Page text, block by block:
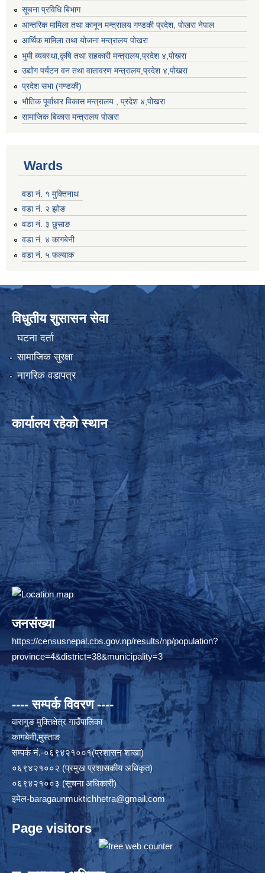
सूचना प्रविधि बिभाग
आन्तरिक मामिला तथा कानून मन्त्रालय गण्डकी प्रदेश, पाेखरा नेपाल
आर्थिक मामिला तथा योजना मन्त्रालय पोखरा
भुमी ब्यबस्था,कृषि तथा सहकारी मन्त्रालय,प्रदेश ४,पोखरा
उद्योग पर्यटन वन तथा वातावरण मन्त्रालय,प्रदेश ४,पोखरा
प्रदेश सभा (गण्डकी)
भौतिक पूर्वाधार विकास मन्त्रालय , प्रदेश ४,पोखरा
सामाजिक बिकास मन्त्रालय पोखरा
Wards
वडा नं. १ मुक्तिनाथ
वडा नं. २ झोङ
वडा नं. ३ छुसाङ
वडा नं. ४ कागबेनी
वडा नं. ५ फल्याक
विधुतीय शुसासन सेवा
घटना दर्ता
सामाजिक सुरक्षा
नागरिक वडापत्र
कार्यालय रहेको स्थान
जनसंख्या
https://censusnepal.cbs.gov.np/results/np/population?
province=4&district=38&municipality=3
---- सम्पर्क विवरण ----
वारागुङ मुक्तिक्षेत्र गाउँपालिका
कागबेनी,मुस्ताङ
सम्पर्क नं.-०६९४२१००१(प्रशासन शाखा)
०६९४२१००२ (प्रमुख प्रशासकीय अधिकृत)
०६९४२१००३ (सूचना अधिकारी)
इमेल-baragaunmuktichhetra@gmail.com
Page visitors